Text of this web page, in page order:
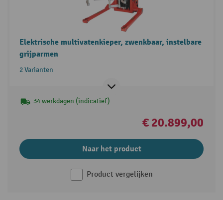
Elektrische multivatenkieper, zwenkbaar, instelbare
grijparmen
2 Varianten
34 werkdagen (indicatief)
€ 20.899,00
Naar het product
Product vergelijken